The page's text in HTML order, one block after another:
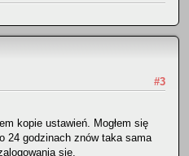
#3
kopie ustawień. Mogłem się
24 godzinach znów taka sama
się.